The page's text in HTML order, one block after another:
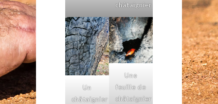
châtaignier
Un
châtaignier
Une
feuille de
châtaignier